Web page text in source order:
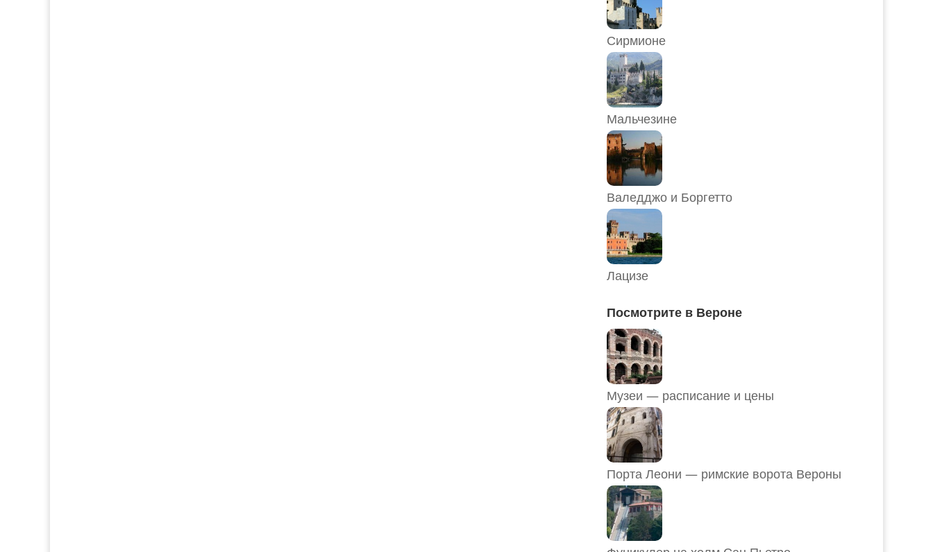
Сирмионе
Мальчезине
Валедджо и Боргетто
Лацизе
Посмотрите в Вероне
Музеи — расписание и цены
Порта Леони — римские ворота Вероны